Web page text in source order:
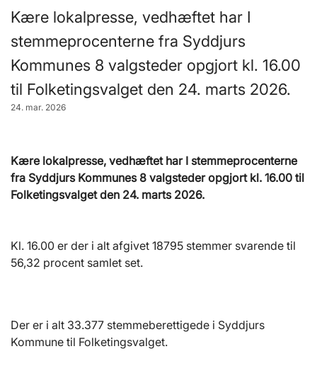
Kære lokalpresse, vedhæftet har I
stemmeprocenterne fra Syddjurs
Kommunes 8 valgsteder opgjort kl. 16.00
til Folketingsvalget den 24. marts 2026.
24. mar. 2026
Kære lokalpresse, vedhæftet har I stemmeprocenterne
fra Syddjurs Kommunes 8 valgsteder opgjort kl. 16.00 til
Folketingsvalget den 24. marts 2026.
Kl. 16.00 er der i alt afgivet 18795 stemmer svarende til
56,32 procent samlet set.
Der er i alt 33.377 stemmeberettigede i Syddjurs
Kommune til Folketingsvalget.